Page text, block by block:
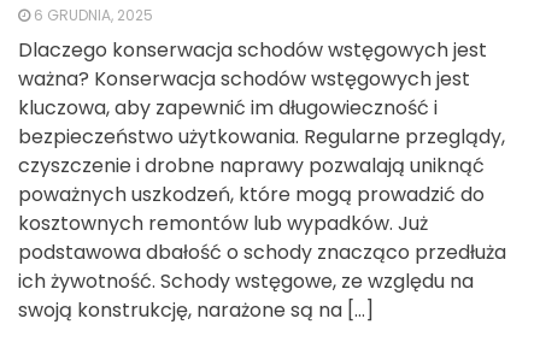
6 GRUDNIA, 2025
Dlaczego konserwacja schodów wstęgowych jest
ważna? Konserwacja schodów wstęgowych jest
kluczowa, aby zapewnić im długowieczność i
bezpieczeństwo użytkowania. Regularne przeglądy,
czyszczenie i drobne naprawy pozwalają uniknąć
poważnych uszkodzeń, które mogą prowadzić do
kosztownych remontów lub wypadków. Już
podstawowa dbałość o schody znacząco przedłuża
ich żywotność. Schody wstęgowe, ze względu na
swoją konstrukcję, narażone są na […]